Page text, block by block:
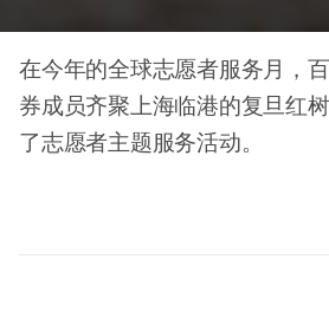
在今年的全球志愿者服务月，
券成员齐聚上海临港的复旦红
了志愿者主题服务活动。